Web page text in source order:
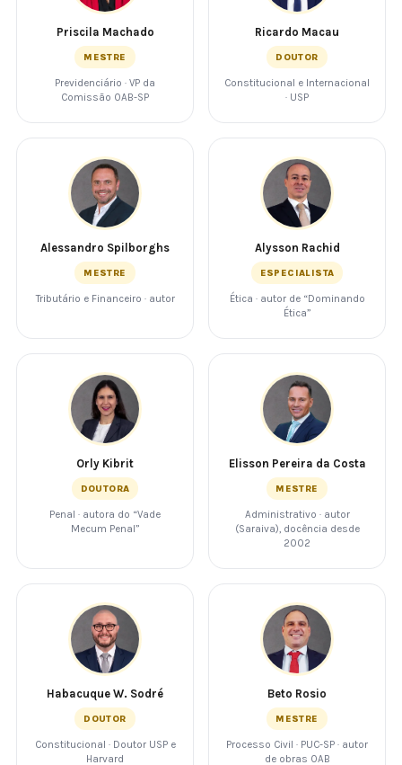
Priscila Machado
MESTRE
Previdenciário · VP da
Comissão OAB-SP
Ricardo Macau
DOUTOR
Constitucional e Internacional
· USP
Alessandro Spilborghs
MESTRE
Tributário e Financeiro · autor
Alysson Rachid
ESPECIALISTA
Ética · autor de “Dominando
Ética”
Orly Kibrit
DOUTORA
Penal · autora do “Vade
Mecum Penal”
Elisson Pereira da Costa
MESTRE
Administrativo · autor
(Saraiva), docência desde
2002
Habacuque W. Sodré
DOUTOR
Constitucional · Doutor USP e
Harvard
Beto Rosio
MESTRE
Processo Civil · PUC-SP · autor
de obras OAB